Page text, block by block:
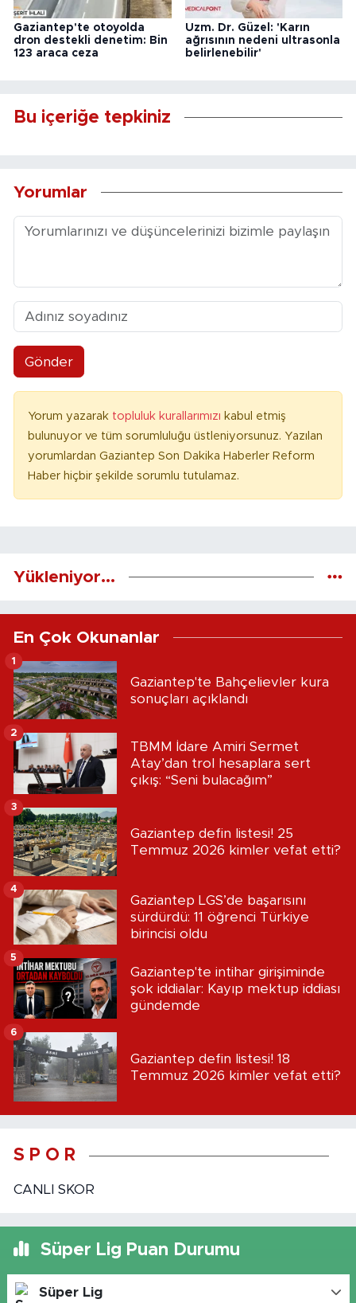
Gaziantep'te otoyolda
dron destekli denetim: Bin
123 araca ceza
Uzm. Dr. Güzel: 'Karın
ağrısının nedeni ultrasonla
belirlenebilir'
Bu içeriğe tepkiniz
Yorumlar
Gönder
Yorum yazarak topluluk kurallarımızı kabul etmiş
bulunuyor ve tüm sorumluluğu üstleniyorsunuz. Yazılan
yorumlardan Gaziantep Son Dakika Haberler Reform
Haber hiçbir şekilde sorumlu tutulamaz.
Yükleniyor...
En Çok Okunanlar
Gaziantep'te Bahçelievler kura
sonuçları açıklandı
1
TBMM İdare Amiri Sermet
Atay’dan trol hesaplara sert
çıkış: “Seni bulacağım”
2
Gaziantep defin listesi! 25
Temmuz 2026 kimler vefat etti?
3
Gaziantep LGS’de başarısını
sürdürdü: 11 öğrenci Türkiye
birincisi oldu
4
Gaziantep'te intihar girişiminde
şok iddialar: Kayıp mektup iddiası
gündemde
5
Gaziantep defin listesi! 18
Temmuz 2026 kimler vefat etti?
6
S P O R
CANLI SKOR
Süper Lig Puan Durumu
Süper Lig